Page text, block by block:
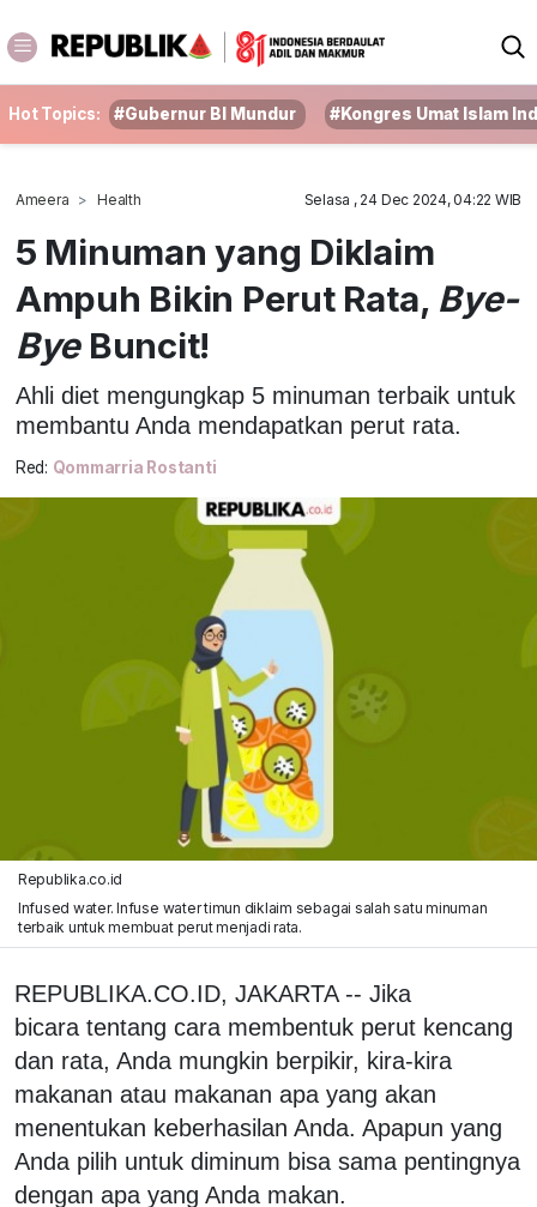
Hot Topics: #Gubernur BI Mundur #Kongres Umat Islam
Ameera Health Selasa , 24 Dec 2024, 04:22 WIB
5 Minuman yang Diklaim
Ampuh Bikin Perut Rata, Bye-
ByeBuncit!
Ahli diet mengungkap 5 minuman terbaik untuk
membantu Anda mendapatkan perut rata.
Red: Qommarria Rostanti
Republika.co.id
Infused water. Infuse water timun diklaim sebagai salah satu minuman
terbaik untuk membuat perut menjadi rata.
REPUBLIKA.CO.ID, JAKARTA -- Jika
bicara tentang cara membentuk perut kencang
dan rata, Anda mungkin berpikir, kira-kira
makanan atau makanan apa yang akan
menentukan keberhasilan Anda. Apapun yang
Anda pilih untuk diminum bisa sama pentingnya
dengan apa yang Anda makan.